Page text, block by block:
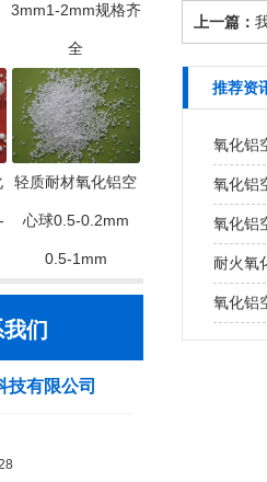
3mm1-2mm规格齐
全
轻质耐材氧化铝空
心球0.5-0.2mm
0.5-1mm
们
技有限公司
上一篇：
推荐资
氧化铝
氧化铝
氧化铝
耐火氧
氧化铝